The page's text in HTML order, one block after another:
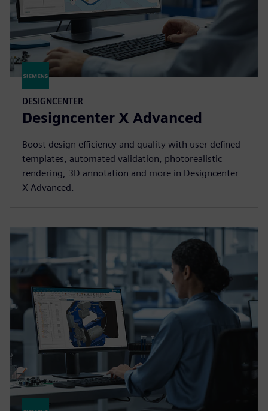
DESIGNCENTER
Designcenter X Advanced
Boost design efficiency and quality with user defined
templates, automated validation, photorealistic
rendering, 3D annotation and more in Designcenter
X Advanced.